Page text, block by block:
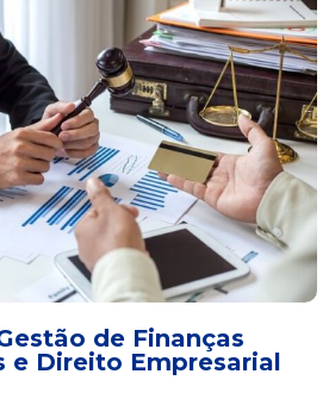
de Finanças
e Direito Empresarial